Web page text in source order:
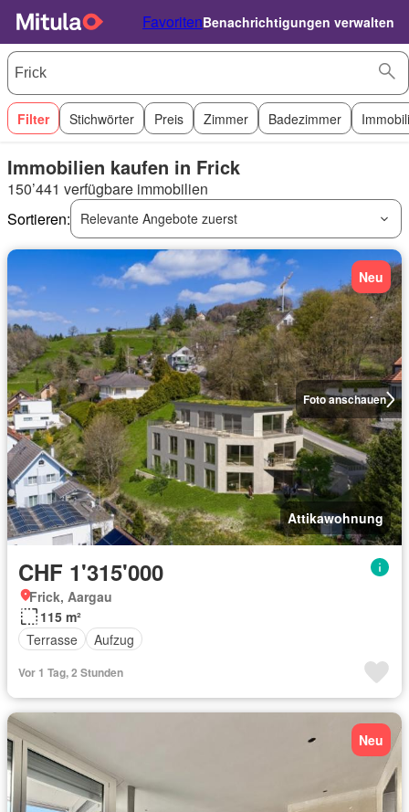
FavoritenBenachrichtigungen verwalten
Filter Stichwörter Preis Zimmer Badezimmer
Immobilien kaufen in Frick
150’441 verfügbare immobilien
Sortieren:
Relevante Angebote zuerst
Foto anschauen
Neu
Attikawohnung
CHF 1'315'000
Frick, Aargau
115 m²
Terrasse
Aufzug
Vor 1 Tag, 2 Stunden
Neu